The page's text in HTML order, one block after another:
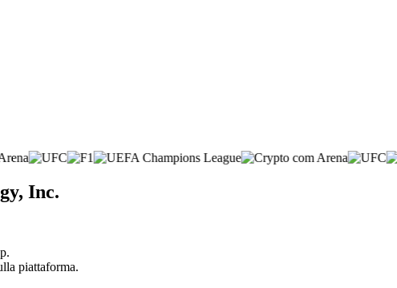
Inc.
piattaforma.